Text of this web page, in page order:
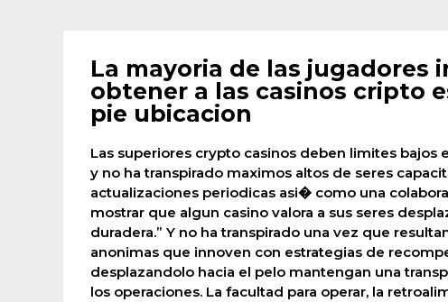
La mayoria de las jugadores
obtener a las casinos cripto
pie ubicacion
Las superiores crypto casinos deben limites
y no ha transpirado maximos altos de seres
actualizaciones periodicas asi� como una
mostrar que algun casino valora a sus seres
duradera.” Y no ha transpirado una vez que
anonimas que innoven con estrategias de
desplazandolo hacia el pelo mantengan una
los operaciones. La facultad para operar, la